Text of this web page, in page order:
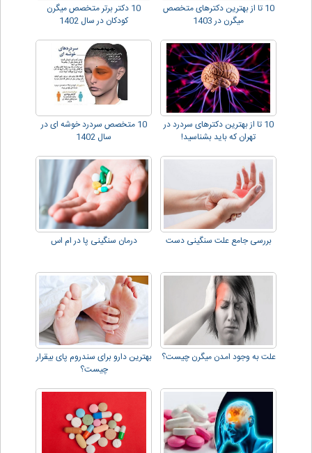
10 تا از بهترین دکترهای متخصص
میگرن در 1403
10 دکتر برتر متخصص میگرن
کودکان در سال 1402
10 تا از بهترین دکترهای سردرد در
تهران که باید بشناسید!
10 متخصص سردرد خوشه ای در
سال 1402
بررسی جامع علت سنگینی دست درمان سنگینی پا در ام اس
علت به وجود امدن میگرن چیست؟
بهترین دارو برای سندروم پای بیقرار
چیست؟